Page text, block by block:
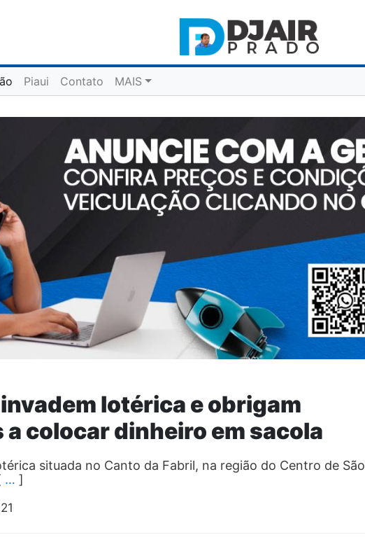
Piaui Contato MAIS
lotérica e obrigam
colocar dinheiro em sacola
situada no Canto da Fabril, na região do Centro de São
… ]